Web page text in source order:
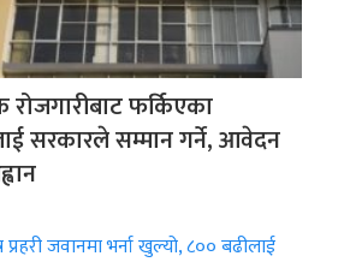
फर्किएका
सरकारले सम्मान गर्ने, आवेदन